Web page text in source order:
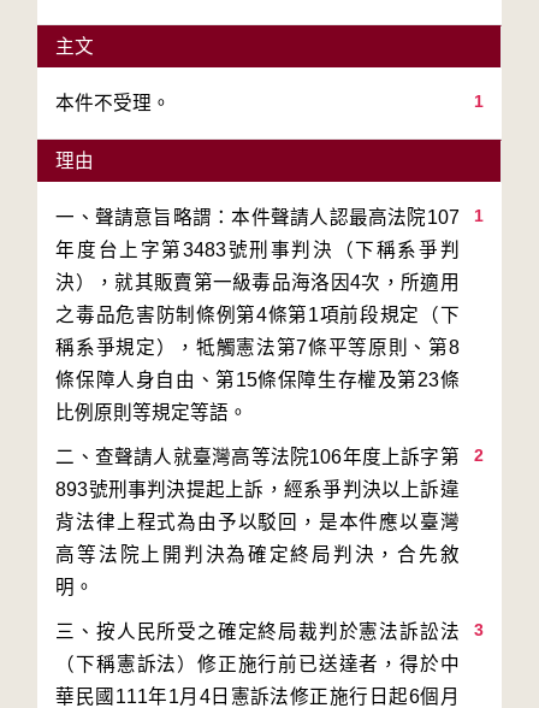
主文
1
本件不受理。
理由
1
一、聲請意旨略謂：本件聲請人認最高法院107
年度台上字第3483號刑事判決（下稱系爭判
決），就其販賣第一級毒品海洛因4次，所適用
之毒品危害防制條例第4條第1項前段規定（下
稱系爭規定），牴觸憲法第7條平等原則、第8
條保障人身自由、第15條保障生存權及第23條
2
二、查聲請人就臺灣高等法院106年度上訴字第
893號刑事判決提起上訴，經系爭判決以上訴違
背法律上程式為由予以駁回，是本件應以臺灣
高等法院上開判決為確定終局判決，合先敘
3
三、按人民所受之確定終局裁判於憲法訴訟法
（下稱憲訴法）修正施行前已送達者，得於中
華民國111年1月4日憲訴法修正施行日起6個月